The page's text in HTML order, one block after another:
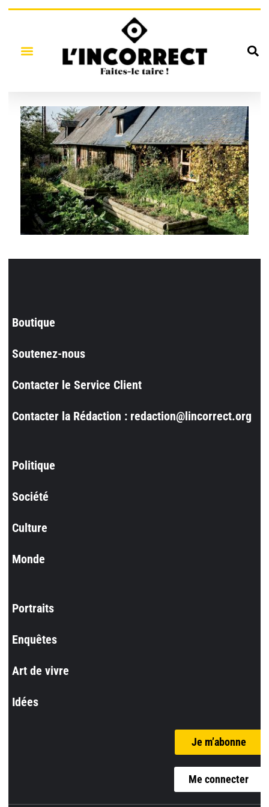
Boutique
Soutenez-nous
Contacter le Service Client
Contacter la Rédaction : redaction@lincorrect.org
Politique
Société
Culture
Monde
Portraits
Enquêtes
Art de vivre
Idées
Je m’abonne
Me connecter